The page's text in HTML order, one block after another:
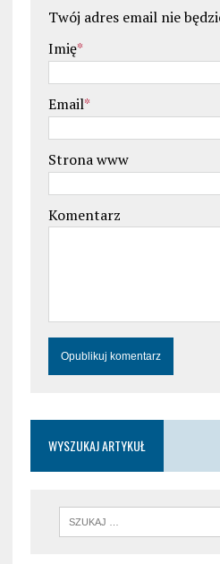
Twój adres email nie
Imię*
Email*
Strona www
Komentarz
WYSZUKAJ ARTYKUŁ